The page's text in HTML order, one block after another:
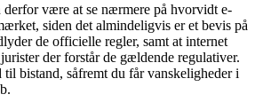
være at se nærmere på hvorvidt e-
siden det almindeligvis er et bevis på
de officielle regler, samt at internet
der forstår de gældende regulativer.
bistand, såfremt du får vanskeligheder i